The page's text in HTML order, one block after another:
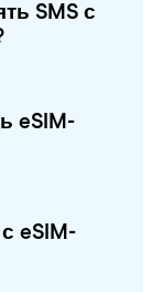
SMS с
eSIM-
eSIM-